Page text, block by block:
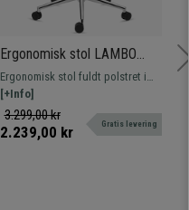
Ergonomisk stol LAMBO
PRO, 8 timers brug, Utrolig
lændestøtte, 3D-armlæn, I
sort
Ergonomisk stol fuldt polstret i
åndbart net med justerbar
lændestøtte. Velegnet til intensiv
brug i 8 timer takket være dens
[+Info]
3.299,00 kr
2.239,00 kr Gratis levering